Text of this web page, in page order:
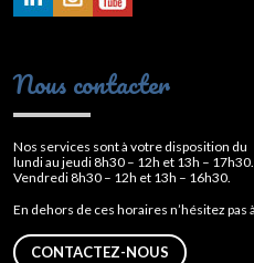
Nous contacter
Nos services sont à votre disposition du
lundi au jeudi 8h30 – 12h et 13h – 17h30.
Vendredi 8h30 – 12h et 13h – 16h30.
En dehors de ces horaires n’hésitez
CONTACTEZ-NOUS